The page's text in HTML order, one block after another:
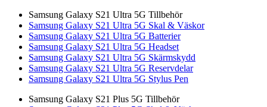
Samsung Galaxy S21 Ultra 5G Tillbehör
Samsung Galaxy S21 Ultra 5G Skal & Väskor
Samsung Galaxy S21 Ultra 5G Batterier
Samsung Galaxy S21 Ultra 5G Headset
Samsung Galaxy S21 Ultra 5G Skärmskydd
Samsung Galaxy S21 Ultra 5G Reservdelar
Samsung Galaxy S21 Ultra 5G Stylus Pen
Samsung Galaxy S21 Plus 5G Tillbehör